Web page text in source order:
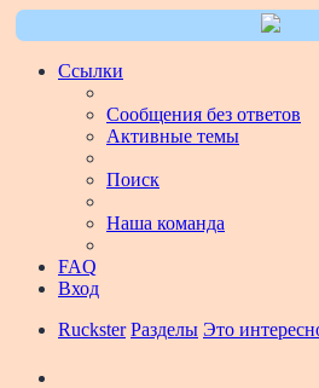
Ссылки
Сообщения без ответов
Активные темы
Поиск
Наша команда
FAQ
Вход
Ruckster Разделы Это